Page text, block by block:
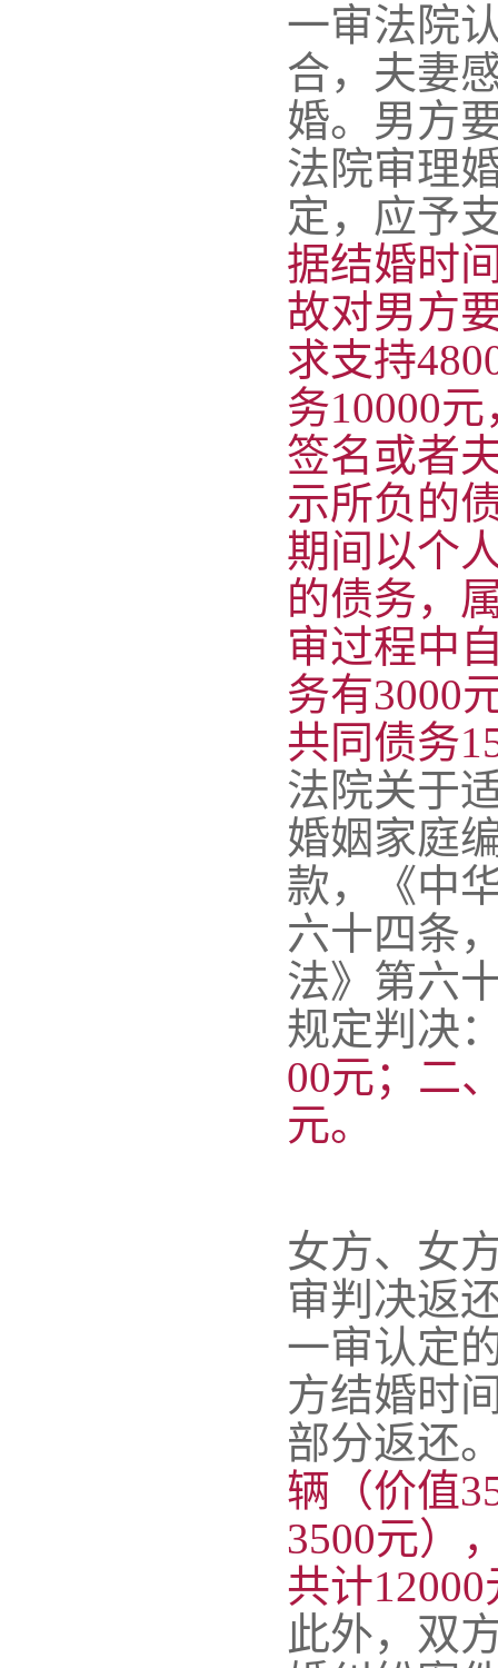
一审法院
合，夫妻
婚。男方
法院审理
定，应予
据结婚时
故对男方
求支持
务10000
签名或者
示所负的
期间以个
的债务，
审过程中
务有3000
共同债务
法院关于
婚姻家庭
款，《中
六十四条
法》第六
规定判决
00元； 二
元。
女方、女
审判决返
一审认定
方结婚时
部分返还
辆（价值
3500元）
共计
此外，双